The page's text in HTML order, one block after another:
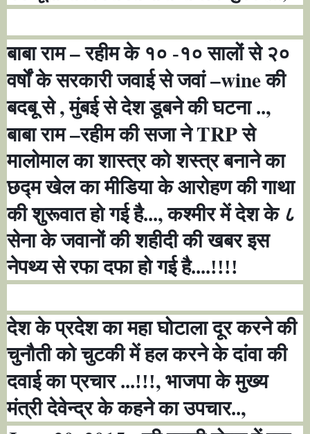
बाबा राम–रहीम के १० -१० सालों से २०
वर्षों के सरकारी जवाई से जवां–wineकी
बदबू से,मुंबई से देश डूबने की घटना ..,
बाबा राम–रहीम की सजा नेTRPसे
मालोमाल का शास्त्र को शस्त्र बनाने का
छद्म खेल का मीडिया के आरोहण की गाथा
की शुरूवात हो गई है...,कश्मीर में देश के ८
सेना के जवानों की शहीदी की खबर इस
नेपथ्य से रफा दफा हो गई है....!!!!
देश के प्रदेश का महा घोटाला दूर करने की
चुनौती को चुटकी में हल करने के दांवा की
दवाई का प्रचार ...!!!, भाजपा के मुख्य
मंत्री देवेन्द्र के कहने का उपचार..,